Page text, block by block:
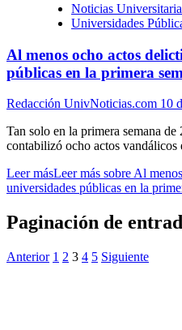
Noticias
Universidades
Al menos ocho actos
públicas en la primera
Redacción UnivNoticias.com 10
Tan solo en la primera semana
contabilizó ocho actos vandálicos
Leer másLeer más sobre Al
universidades públicas en la
Paginación de
Anterior 1 2 3 4 5 Siguiente